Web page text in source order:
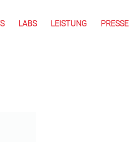
LABS LEISTUNG PRESSE